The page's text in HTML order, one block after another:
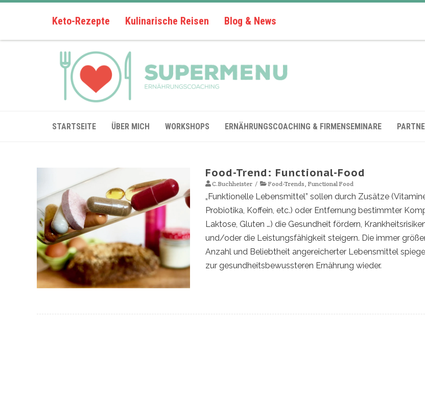
Keto-Rezepte Kulinarische Reisen Blog & News
STARTSEITE ÜBER MICH WORKSHOPS ERNÄHRUNGSCOACHING & FIRMENSEMINARE
Food-Trend: Functional-Food
C.Buchheister Food-Trends Functional Food
„Funktionelle Lebensmittel” sollen durch Zusätze
Probiotika, Koffein, etc.) oder Entfernung bestimmter
Laktose, Gluten …) die Gesundheit fördern,
und/oder die Leistungsfähigkeit steigern. Die immer
Anzahl und Beliebtheit angereicherter Lebensmittel
zur gesundheitsbewussteren Ernährung wieder.